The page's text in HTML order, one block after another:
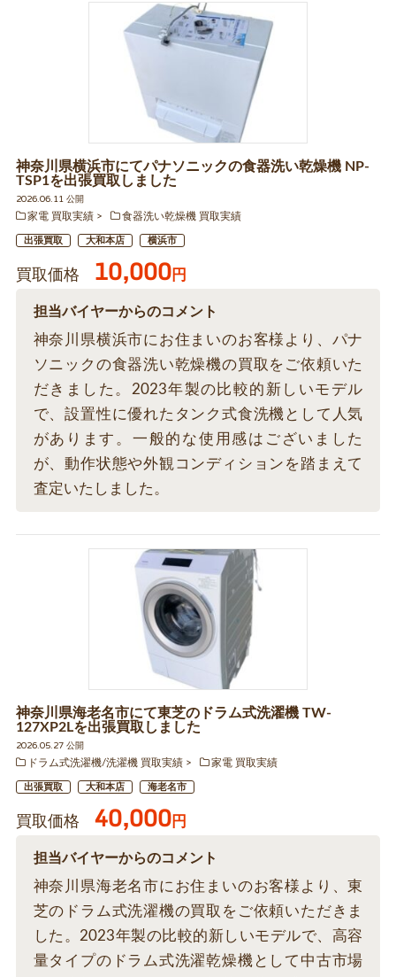
神奈川県横浜市にてパナソニックの食器洗い乾燥機 NP-
TSP1を出張買取しました
2026.06.11 公開
家電 買取実績
食器洗い乾燥機 買取実績
出張買取 大和本店 横浜市
買取価格 10,000円
担当バイヤーからのコメント
神奈川県横浜市にお住まいのお客様より、パナ
ソニックの食器洗い乾燥機の買取をご依頼いた
だきました。2023年製の比較的新しいモデル
で、設置性に優れたタンク式食洗機として人気
があります。一般的な使用感はございました
が、動作状態や外観コンディションを踏まえて
査定いたしました。
神奈川県海老名市にて東芝のドラム式洗濯機 TW-
127XP2Lを出張買取しました
2026.05.27 公開
ドラム式洗濯機/洗濯機 買取実績
家電 買取実績
出張買取 大和本店 海老名市
買取価格 40,000円
担当バイヤーからのコメント
神奈川県海老名市にお住まいのお客様より、東
芝のドラム式洗濯機の買取をご依頼いただきま
した。2023年製の比較的新しいモデルで、高容
量タイプのドラム式洗濯乾燥機として中古市場